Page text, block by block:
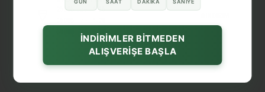
2500₺üzeri%15
üzeri %30
İNDİRİMLER BİTMEDEN
ALIŞVERİŞE BAŞLA